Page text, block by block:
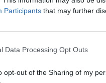
Participants that may further
Data Processing Opt Outs
opt-out of the Sharing of my
i els actes
la processó
escolar. Un accent
seran el Club de Bàsquet